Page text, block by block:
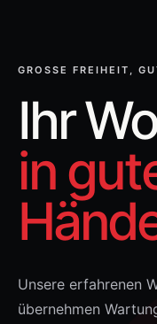
GROSSE FREIHEIT,
Ihr
in
Unsere erfahrenen
übernehmen